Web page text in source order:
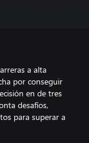
a alta
por conseguir
en de tres
desafíos,
para superar a